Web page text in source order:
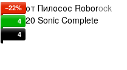
−22%
4
4